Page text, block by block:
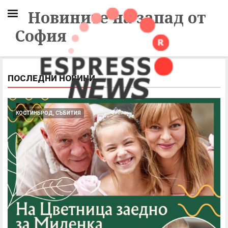
Новините на запад от
София
ПОСЛЕДНИ НОВИНИ
КОСТИНБРОД, СЪБИТИЯ